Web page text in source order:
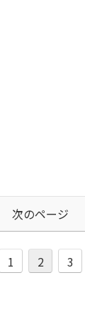
次のページ
1 2 3